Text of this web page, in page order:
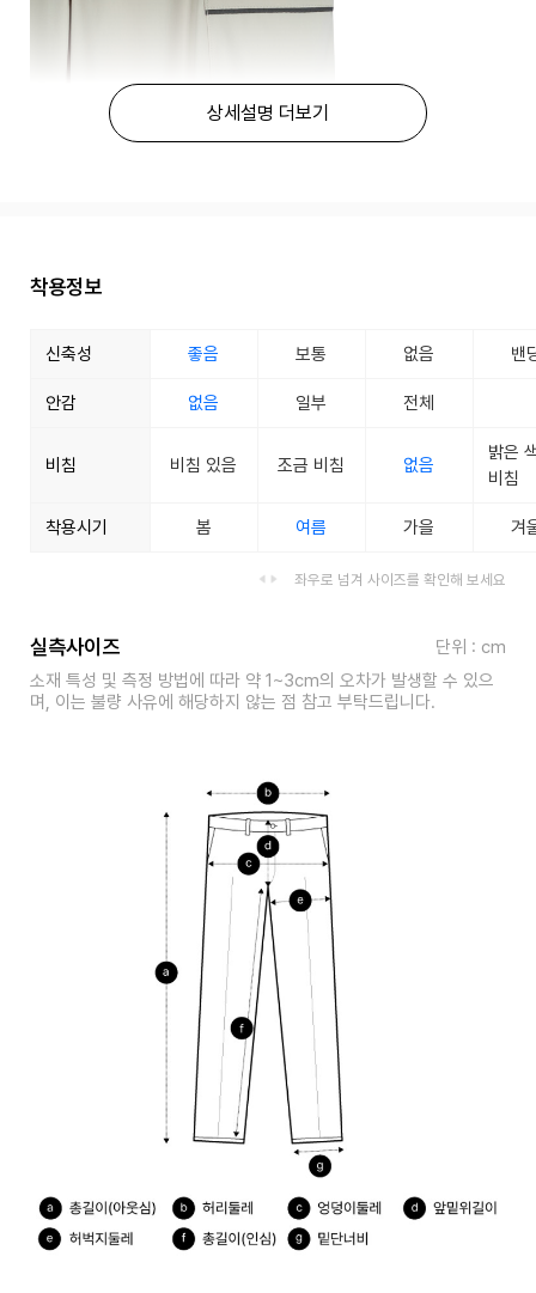
상세설명 더보기
착용정보
신축성 좋음 보통 없음 밴
안감 없음 일부 전체
비침 비침 있음 조금 비침 없음
밝은
비침
착용시기 봄 여름 가을 겨
좌우로 넘겨 사이즈를 확인해 보세요
실측사이즈
단위 : cm
소재 특성 및 측정 방법에 따라 약 1~3cm의 오차가 발생할 수 있으
며, 이는 불량 사유에 해당하지 않는 점 참고 부탁드립니다.